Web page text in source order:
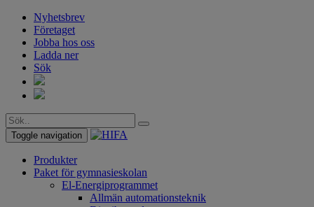
Nyhetsbrev
Företaget
Jobba hos oss
Ladda ner
Sök
Toggle navigation
Produkter
Paket för gymnasieskolan
El-Energiprogrammet
Allmän automationsteknik